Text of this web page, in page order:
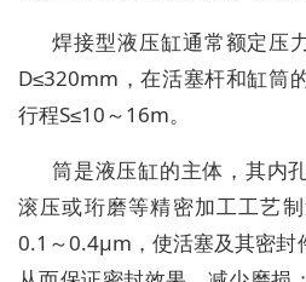
焊接型液压缸通常额定压
D≤320mm，在活塞杆和缸筒
行程S≤10～16m。
筒是液压缸的主体，其内
滚压或珩磨等精密加工工艺
0.1～0.4μm，使活塞及其密封